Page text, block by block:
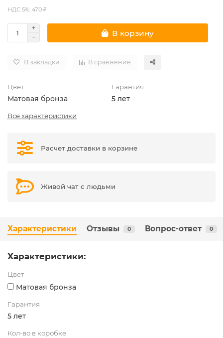
НДС 5%: 470 ₽
В корзину
В закладки В сравнение
Цвет
Матовая бронза
Гарантия
5 лет
Все характеристики
Расчет доставки в корзине
Живой чат с людьми
Характеристики Отзывы 0 Вопрос-ответ 0
Характеристики:
Цвет
Матовая бронза
Гарантия
5 лет
Кол-во в коробке